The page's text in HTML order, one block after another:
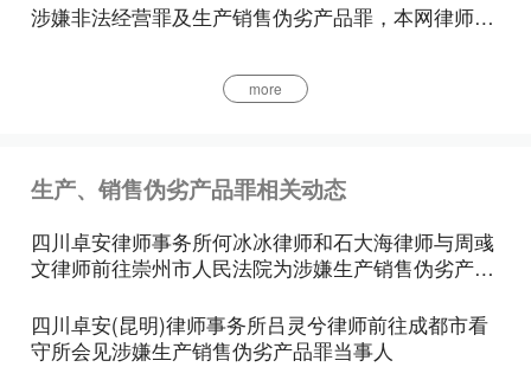
对本条规定的上述行为难以确定的，应当委托法律、
得和应得的全部违法收入。
伪劣产品尚未销售，货值金额达到刑法第一百四十条
规定的销售金额三倍以上的，以生产、销售伪劣产品
罪(未遂)定罪处罚。
涉嫌非法经营罪及生产销售伪劣产品罪，本网律师竭力辩护，最终检察院撤回起诉，L某无罪释放
more
生产、销售伪劣产品罪相关动态
四川卓安律师事务所何冰冰律师和石大海律师与周彧
文律师前往崇州市人民法院为涉嫌生产销售伪劣产品
四川卓安(昆明)律师事务所吕灵兮律师前往成都市看
守所会见涉嫌生产销售伪劣产品罪当事人